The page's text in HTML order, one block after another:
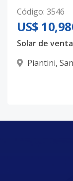
Código: 3546
US$
Solar de
Piantini,